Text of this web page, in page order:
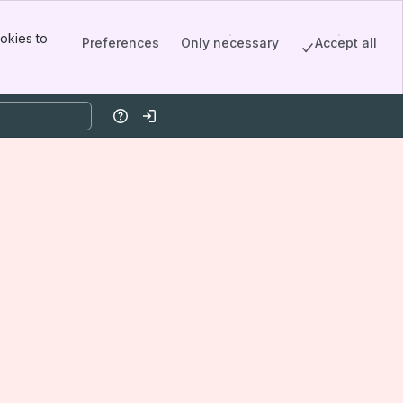
to
Preferences Only necessary Accept all
HelpLog in